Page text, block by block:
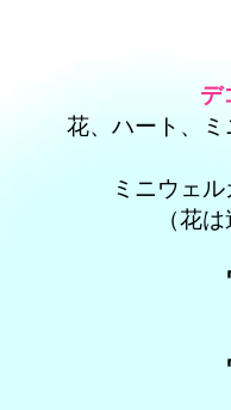
デ
花、ハート、
ミニウェ
（花